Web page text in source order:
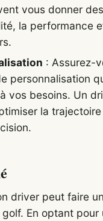
vous donner
la performance
: Assurez-
personnalisation
vos besoins. Un
la
driver peut faire
En optant